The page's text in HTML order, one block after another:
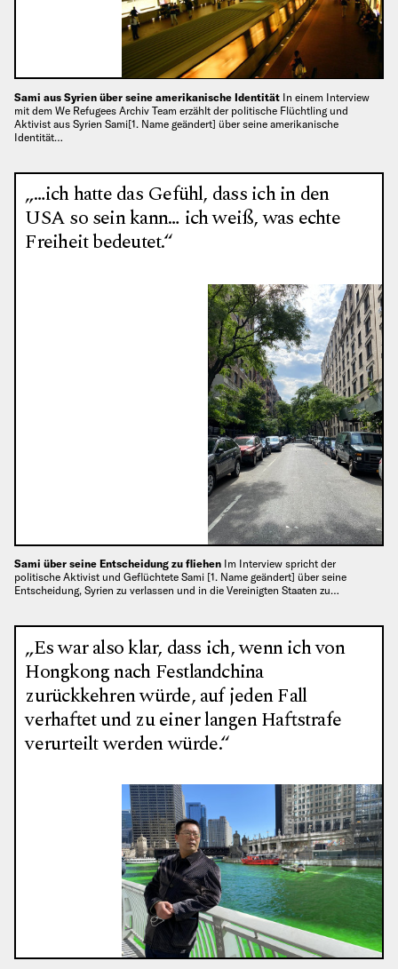
Sami aus Syrien über seine amerikanische Identität In einem Interview
mit dem We Refugees Archiv Team erzählt der politische Flüchtling und
Aktivist aus Syrien Sami[1. Name geändert] über seine amerikanische
Identität…
„…ich hatte das Gefühl, dass ich in den
USA so sein kann… ich weiß, was echte
Freiheit bedeutet.“
Sami über seine Entscheidung zu fliehen Im Interview spricht der
politische Aktivist und Geflüchtete Sami [1. Name geändert] über seine
Entscheidung, Syrien zu verlassen und in die Vereinigten Staaten zu…
„Es war also klar, dass ich, wenn ich von
Hongkong nach Festlandchina
zurückkehren würde, auf jeden Fall
verhaftet und zu einer langen Haftstrafe
verurteilt werden würde.“